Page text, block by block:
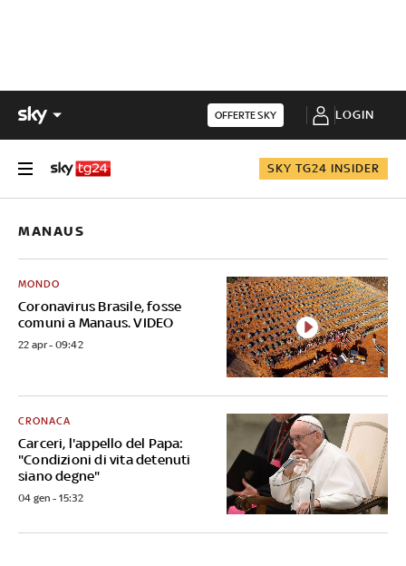
OFFERTE SKY LOGIN
SKY TG24 INSIDER
MANAUS
Coronavirus Brasile, fosse
comuni a Manaus. VIDEO
MONDO
22 apr - 09:42
Carceri, l'appello del Papa:
"Condizioni di vita detenuti
siano degne"
CRONACA
04 gen - 15:32